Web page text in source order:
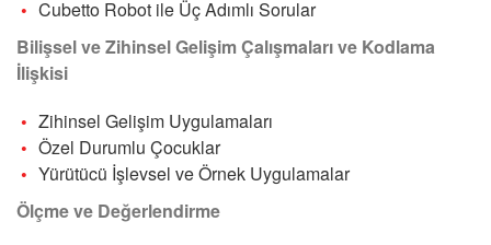
Cubetto Robot ile Üç Adımlı Sorular
Bilişsel ve Zihinsel Gelişim Çalışmaları ve Kodlama
İlişkisi
Zihinsel Gelişim Uygulamaları
Özel Durumlu Çocuklar
Yürütücü İşlevsel ve Örnek Uygulamalar
Ölçme ve Değerlendirme